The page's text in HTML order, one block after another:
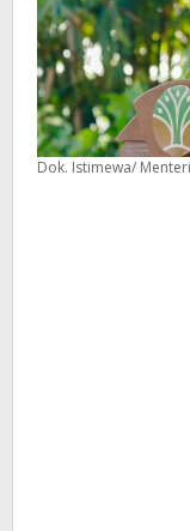
Dok. Istimewa/